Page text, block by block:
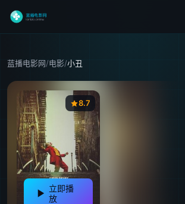
蓝播电影网/电影/小丑
8.7
立即播
放